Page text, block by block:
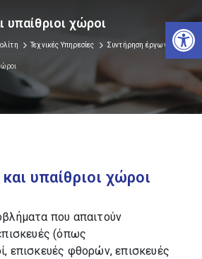
υπαίθριοι χώροι
Τεχνικές Υπηρεσίες Συντήρηση έργων
υπαίθριοι χώροι
που απαιτούν
(όπως
επισκευές φθορών, επισκευές